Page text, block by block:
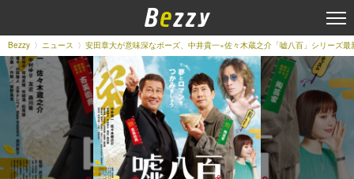
Bezzy ニュース 安田章大が意味深なポーズ、中井貴一×佐々木蔵之介「嘘八百」シリーズ最